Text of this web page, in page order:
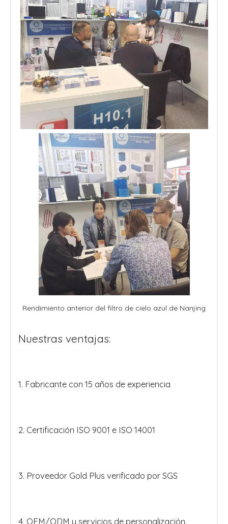
Rendimiento anterior del filtro de cielo azul de Nanjing
Nuestras ventajas:
1. Fabricante con 15 años de experiencia
2. Certificación ISO 9001 e ISO 14001
3. Proveedor Gold Plus verificado por SGS
4. OEM/ODM y servicios de personalización.